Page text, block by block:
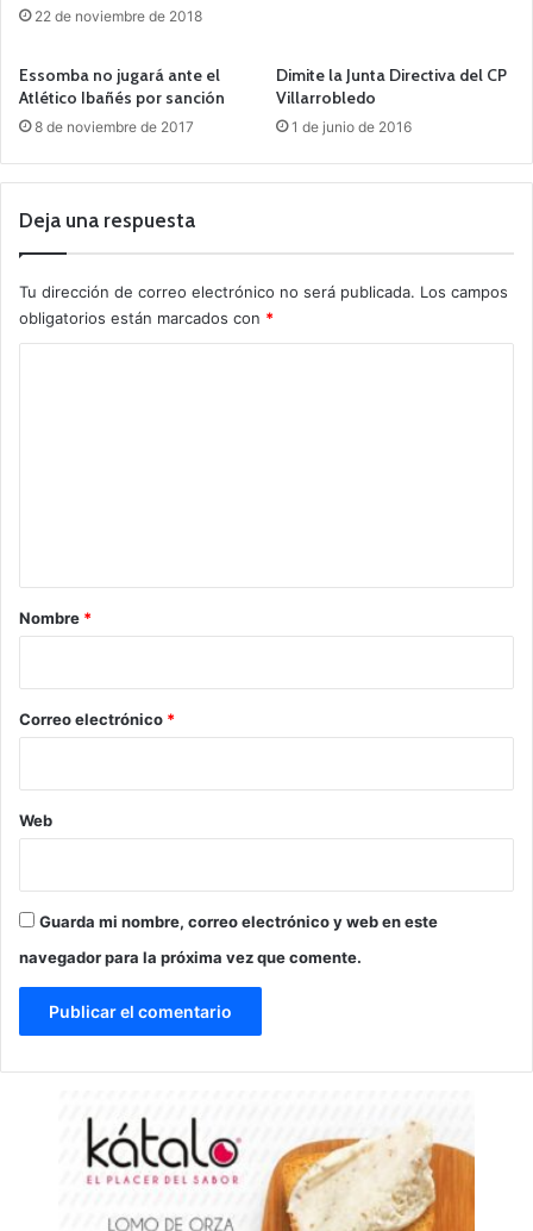
22 de noviembre de 2018
Essomba no jugará ante el
Atlético Ibañés por sanción
8 de noviembre de 2017
Dimite la Junta Directiva del CP
Villarrobledo
1 de junio de 2016
Deja una respuesta
Tu dirección de correo electrónico no será publicada. Los campos
obligatorios están marcados con *
r
*
Nombre *
Correo electrónico *
Web
Guarda mi nombre, correo electrónico y web en este
navegador para la próxima vez que comente.